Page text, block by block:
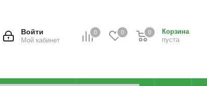
0 0
Корзина
пуста
0
Войти
Мой кабинет